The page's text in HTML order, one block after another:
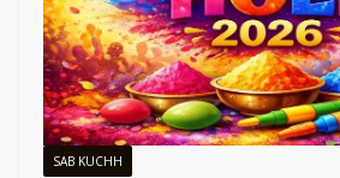
SAB KUCHH